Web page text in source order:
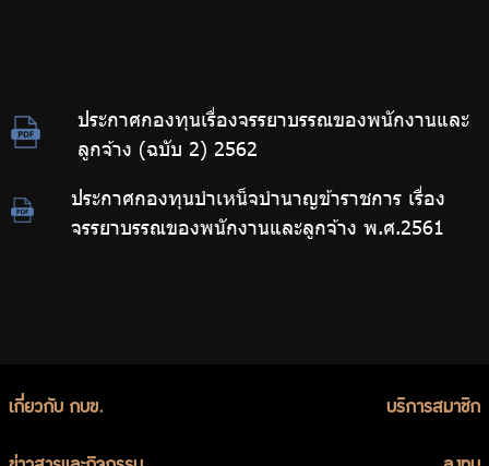
ประกาศกองทุนเรื่องจรรยาบรรณของพนักงานและ
ลูกจ้าง (ฉบับ 2) 2562
ประกาศกองทุนบำเหน็จบำนาญข้าราชการ เรื่อง
จรรยาบรรณของพนักงานและลูกจ้าง พ.ศ.2561
เกี่ยวกับ กบข. บริการสมาชิก